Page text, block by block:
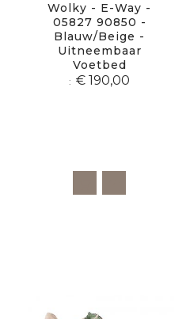
Wolky - E-Way -
05827 90850 -
Blauw/beige -
Uitneembaar
Voetbed
€ 190,00